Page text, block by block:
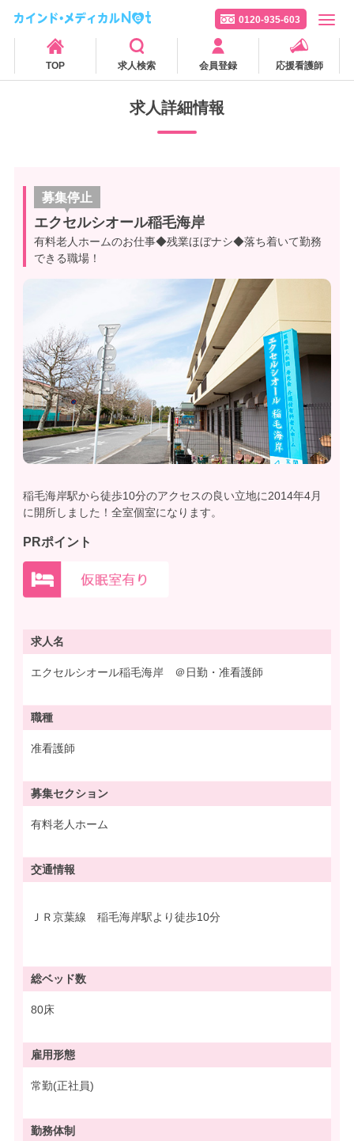
0120-935-603
TOP 求人検索 会員登録 応援看護師
求人詳細情報
募集停止
エクセルシオール稲毛海岸
有料老人ホームのお仕事◆残業ほぼナシ◆落ち着いて勤務
できる職場！
稲毛海岸駅から徒歩10分のアクセスの良い立地に2014年4月
に開所しました！全室個室になります。
PRポイント
求人名
エクセルシオール稲毛海岸 ＠日勤・准看護師
職種
准看護師
募集セクション
有料老人ホーム
交通情報
ＪＲ京葉線 稲毛海岸駅より徒歩10分
総ベッド数
80床
雇用形態
常勤(正社員)
勤務体制